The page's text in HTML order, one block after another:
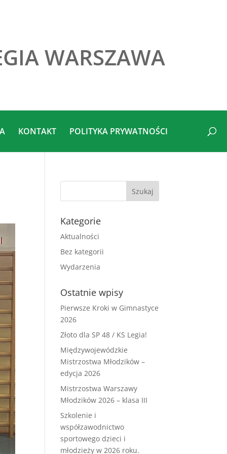
WARSZAWA
KONTAKT POLITYKA PRYWATNOŚCI
Kategorie
Aktualności
Bez kategorii
Wydarzenia
Ostatnie wpisy
Pierwsze Kroki w Gimnastyce
2026
Złoto dla SP 48 / KS Legia!
Międzywojewódzkie
Mistrzostwa Młodzików –
edycja 2026
Mistrzostwa Warszawy
Młodzików 2026 – klasa III
Szkolenie i
współzawodnictwo
sportowego dzieci i
młodzieży w 2026 roku.